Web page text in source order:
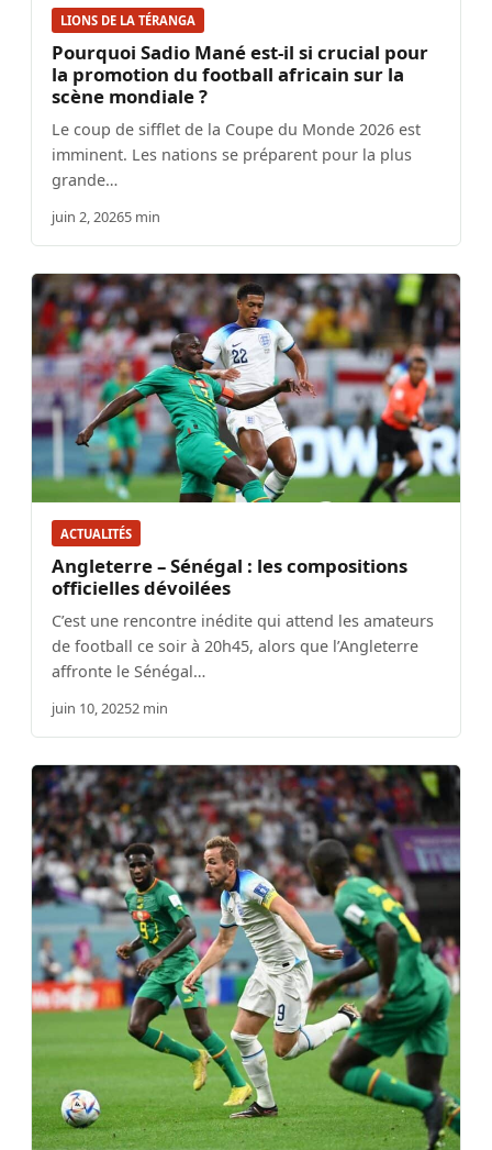
LIONS DE LA TÉRANGA
Pourquoi Sadio Mané est-il si crucial pour
la promotion du football africain sur la
scène mondiale ?
Le coup de sifflet de la Coupe du Monde 2026 est
imminent. Les nations se préparent pour la plus
grande…
juin 2, 20265 min
ACTUALITÉS
Angleterre – Sénégal : les compositions
officielles dévoilées
C’est une rencontre inédite qui attend les amateurs
de football ce soir à 20h45, alors que l’Angleterre
affronte le Sénégal…
juin 10, 20252 min